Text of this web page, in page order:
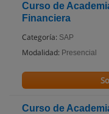
Curso de
Financiera
Categoría: SAP
Modalidad: Presencial
Curso de